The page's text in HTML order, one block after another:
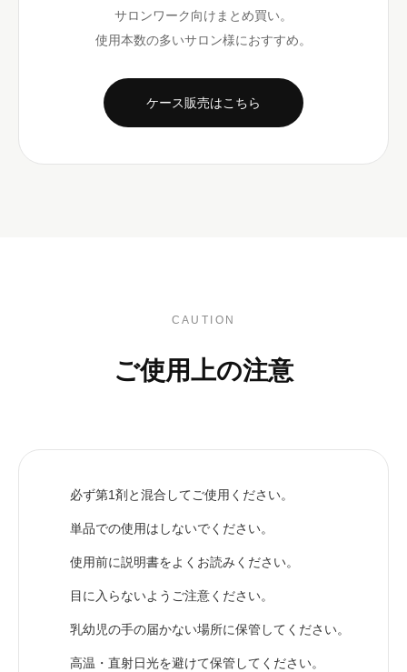
サロンワーク向けまとめ買い。
使用本数の多いサロン様におすすめ。
ケース販売はこちら
CAUTION
ご使用上の注意
必ず第1剤と混合してご使用ください。
単品での使用はしないでください。
使用前に説明書をよくお読みください。
目に入らないようご注意ください。
乳幼児の手の届かない場所に保管してください。
高温・直射日光を避けて保管してください。